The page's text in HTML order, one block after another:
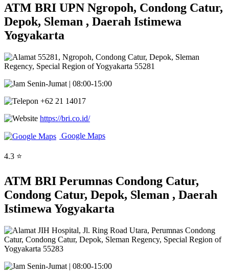
ATM BRI UPN Ngropoh, Condong Catur,
Depok, Sleman , Daerah Istimewa
Yogyakarta
55281, Ngropoh, Condong Catur, Depok, Sleman
Regency, Special Region of Yogyakarta 55281
Senin-Jumat | 08:00-15:00
+62 21 14017
https://bri.co.id/
Google Maps
4.3 ⭐
ATM BRI Perumnas Condong Catur,
Condong Catur, Depok, Sleman , Daerah
Istimewa Yogyakarta
JIH Hospital, Jl. Ring Road Utara, Perumnas Condong
Catur, Condong Catur, Depok, Sleman Regency, Special Region of
Yogyakarta 55283
Senin-Jumat | 08:00-15:00